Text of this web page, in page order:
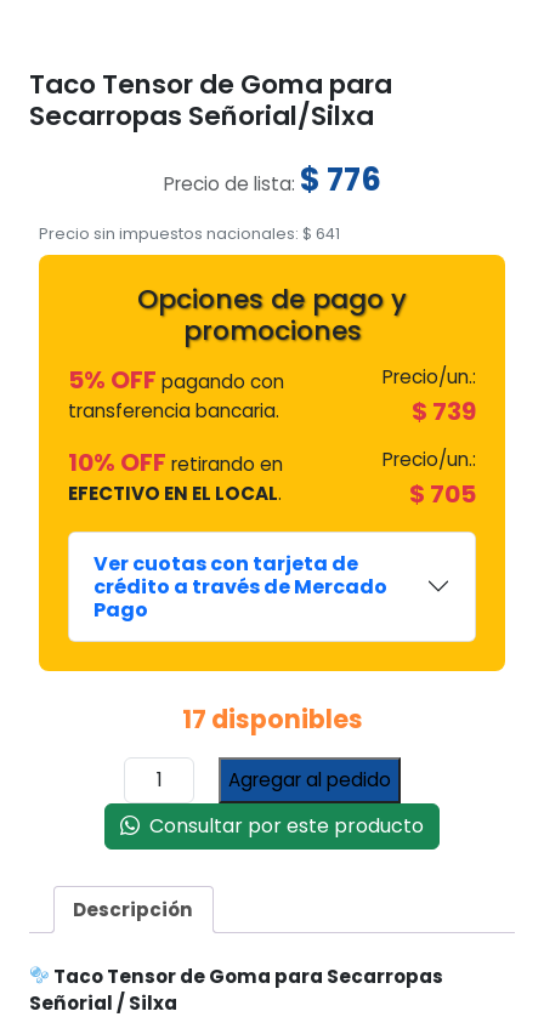
Taco Tensor de Goma para
Secarropas Señorial/Silxa
Precio de lista: $ 776
Precio sin impuestos nacionales: $ 641
Opciones de pago y
promociones
5% OFF pagando con
transferencia bancaria.
Precio/un.:
$ 739
10% OFF retirando en
EFECTIVO EN EL LOCAL.
Precio/un.:
$ 705
Ver cuotas con tarjeta de
crédito a través de Mercado
Pago
17 disponibles
Taco
Tensor
de
Goma
Secarropas
Señorial/Silxa
Agregar al pedido
Consultar por este producto
Descripción
Taco Tensor de Goma para Secarropas
Señorial / Silxa